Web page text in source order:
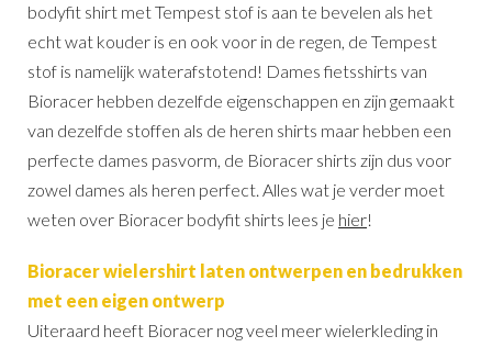
bodyfit shirt met Tempest stof is aan te bevelen als het
echt wat kouder is en ook voor in de regen, de Tempest
stof is namelijk waterafstotend! Dames fietsshirts van
Bioracer hebben dezelfde eigenschappen en zijn gemaakt
van dezelfde stoffen als de heren shirts maar hebben een
perfecte dames pasvorm, de Bioracer shirts zijn dus voor
zowel dames als heren perfect. Alles wat je verder moet
weten over Bioracer bodyfit shirts lees je hier!
Bioracer wielershirt laten ontwerpen en bedrukken
met een eigen ontwerp
Uiteraard heeft Bioracer nog veel meer wielerkleding in